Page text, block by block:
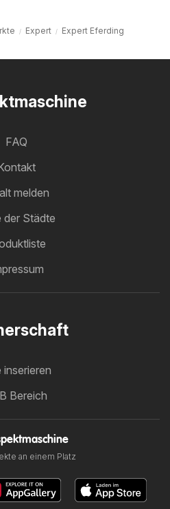
Expert Expert Eferding
FAQ
melden
der Städte
inserieren
Bereich
an einem Platz